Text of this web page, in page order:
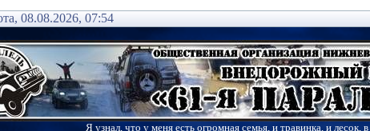
08.08.2026, 07:54
Я узнал, что у меня есть огромная семья, и травинка, и лесок,